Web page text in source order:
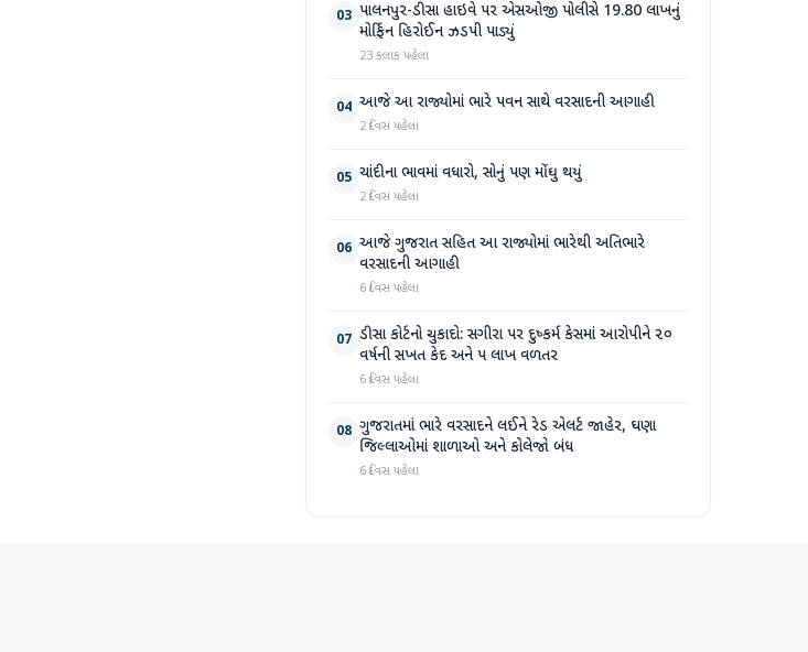
03 પાલનપુર-ડીસા હાઇવે પર એસઓજી પોલીસે 19.80 લાખનું
મોર્ફિન હિરોઈન ઝડપી પાડ્યું
23 કલાક પહેલા
04 આજે આ રાજ્યોમાં ભારે પવન સાથે વરસાદની આગાહી
2 દિવસ પહેલા
05 ચાંદીના ભાવમાં વધારો, સોનું પણ મોંઘુ થયું
2 દિવસ પહેલા
06 આજે ગુજરાત સહિત આ રાજ્યોમાં ભારેથી અતિભારે
વરસાદની આગાહી
6 દિવસ પહેલા
07 ડીસા કોર્ટનો ચુકાદો: સગીરા પર દુષ્કર્મ કેસમાં આરોપીને ૨૦
વર્ષની સખત કેદ અને ૫ લાખ વળતર
6 દિવસ પહેલા
08 ગુજરાતમાં ભારે વરસાદને લઈને રેડ એલર્ટ જાહેર, ઘણા
જિલ્લાઓમાં શાળાઓ અને કોલેજો બંધ
6 દિવસ પહેલા